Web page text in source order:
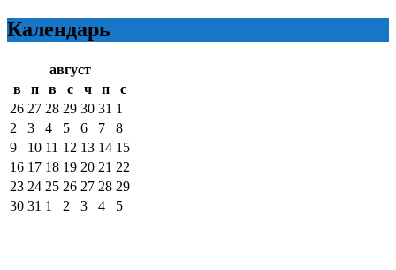
Календарь
август
в
п в с ч п
с
26 27 28 29 30 31 1
2
3 4 5 6 7
8
9
10 11 12 13 14 15
16 17 18 19 20 21 22
23 24 25 26 27 28 29
30 31 1 2 3 4 5